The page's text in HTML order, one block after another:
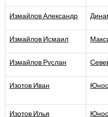
Измайлов Александр
Измайлов Исмаил
Измайлов Руслан
Изотов Иван
Изотов Илья